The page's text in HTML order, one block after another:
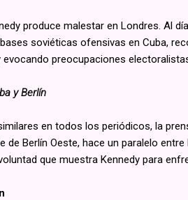
produce malestar en Londres. Al
soviéticas ofensivas en Cuba,
preocupaciones
y Berlín
en todos los periódicos, la
de Berlín Oeste, hace un paralelo
que muestra Kennedy para